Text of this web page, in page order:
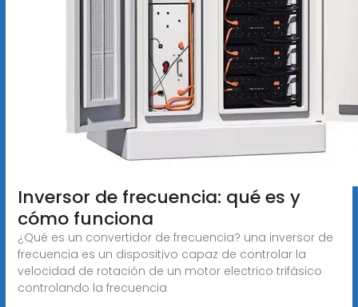
Inversor de frecuencia: qué es y
cómo funciona
¿Qué es un convertidor de frecuencia? una inversor de
frecuencia es un dispositivo capaz de controlar la
velocidad de rotación de un motor electrico trifásico
controlando la frecuencia